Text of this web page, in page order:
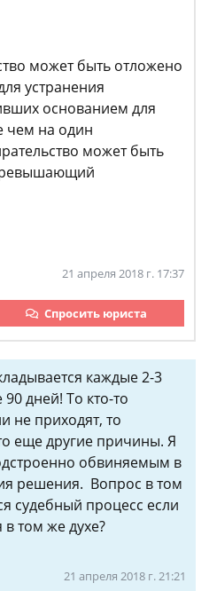
может быть отложено
устранения
основанием для
чем на один
может быть
21 апреля 2018 г. 17:37
Спросить юриста
каждые 2-3
дней! То кто-то
не приходят, то
еще другие причины. Я
обвиняемым в
решения. Вопрос в том
судебный процесс если
в том же духе?
21 апреля 2018 г. 21:21